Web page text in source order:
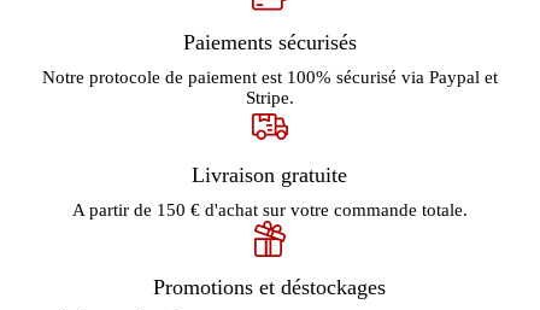
Paiements sécurisés
Notre protocole de paiement est 100% sécurisé via Paypal et
Stripe.
Livraison gratuite
A partir de 150 € d'achat sur votre commande totale.
Promotions et déstockages